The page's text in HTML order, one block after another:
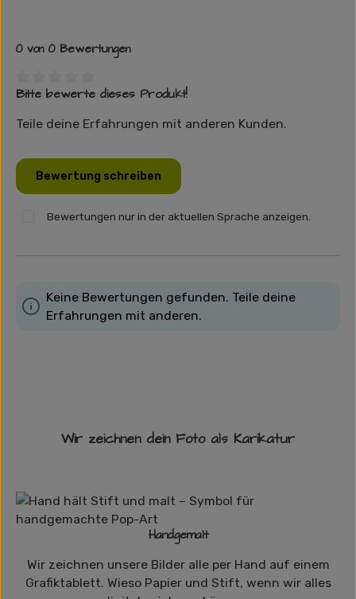
0 von 0 Bewertungen
Durchschnittliche Bewertung von 0 von 5 Sternen
Bitte bewerte dieses Produkt!
Teile deine Erfahrungen mit anderen Kunden.
Bewertung schreiben
Bewertungen nur in der aktuellen Sprache anzeigen.
Keine Bewertungen gefunden. Teile deine
Erfahrungen mit anderen.
Wir zeichnen dein Foto als Karikatur
Handgemalt
Wir zeichnen unsere Bilder alle per Hand auf einem
Grafiktablett. Wieso Papier und Stift, wenn wir alles